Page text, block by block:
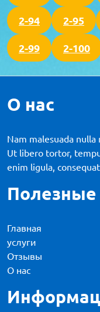
2-94 2-95
2-99 2-100
О нас
Nam malesuada nulla
Ut libero tortor,
enim ligula,
Полезные
Главная
услуги
Отзывы
О нас